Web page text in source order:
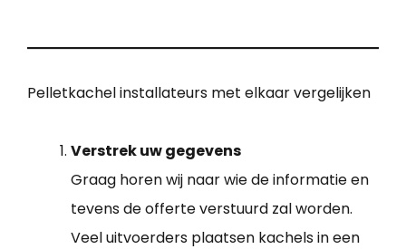
Pelletkachel installateurs met elkaar vergelijken
Verstrek uw gegevens
Graag horen wij naar wie de informatie en
tevens de offerte verstuurd zal worden.
Veel uitvoerders plaatsen kachels in een